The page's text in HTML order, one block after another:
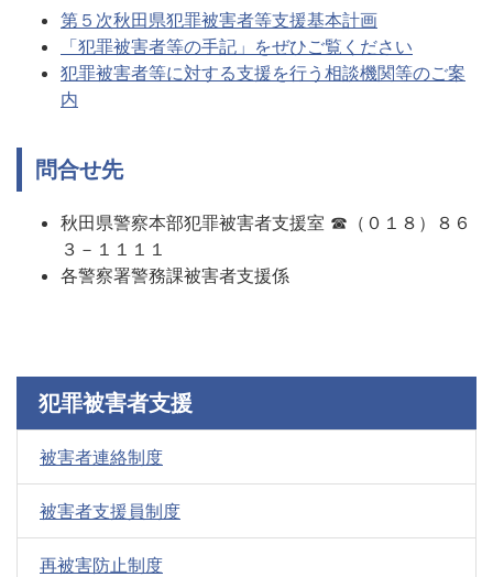
第５次秋田県犯罪被害者等支援基本計画
「犯罪被害者等の手記」をぜひご覧ください
犯罪被害者等に対する支援を行う相談機関等のご案
内
問合せ先
秋田県警察本部犯罪被害者支援室 ☎（０１８）８６
３－１１１１
各警察署警務課被害者支援係
犯罪被害者支援
被害者連絡制度
被害者支援員制度
再被害防止制度